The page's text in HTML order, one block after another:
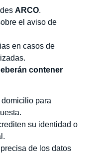
ARCO.
el aviso de
en casos de
contener
para
su identidad o
de los datos